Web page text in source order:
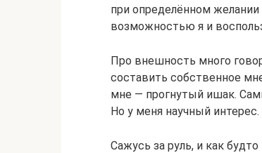
при определённом
возможностью я и
Про внешность много
составить собственное
мне — прогнутый ишак.
Но у меня научный интерес.
Сажусь за руль, и как